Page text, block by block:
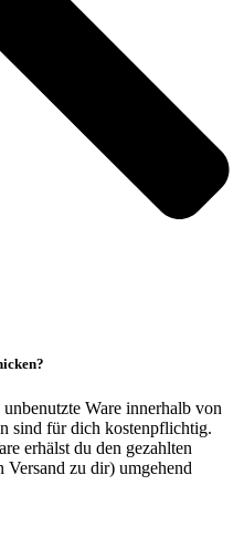
Ware innerhalb von
sind für dich kostenpflichtig.
erhälst du den gezahlten
zu dir) umgehend